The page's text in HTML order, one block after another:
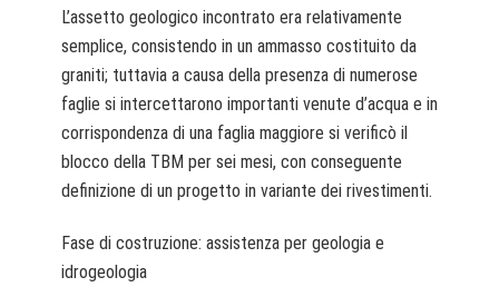
L’assetto geologico incontrato era relativamente
semplice, consistendo in un ammasso costituito da
graniti; tuttavia a causa della presenza di numerose
faglie si intercettarono importanti venute d’acqua e in
corrispondenza di una faglia maggiore si verificò il
blocco della TBM per sei mesi, con conseguente
definizione di un progetto in variante dei rivestimenti.
Fase di costruzione: assistenza per geologia e
idrogeologia